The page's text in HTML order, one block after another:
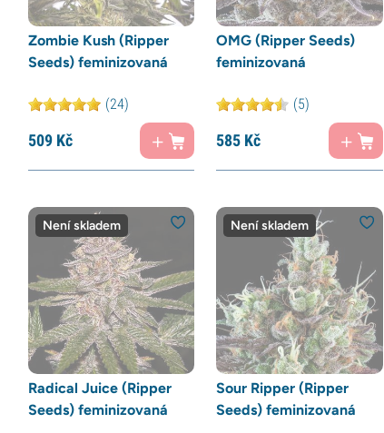
Zombie Kush (Ripper
Seeds) feminizovaná
(24)
509 Kč
OMG (Ripper Seeds)
feminizovaná
(5)
585 Kč
Není skladem
Radical Juice (Ripper
Seeds) feminizovaná
Není skladem
Sour Ripper (Ripper
Seeds) feminizovaná